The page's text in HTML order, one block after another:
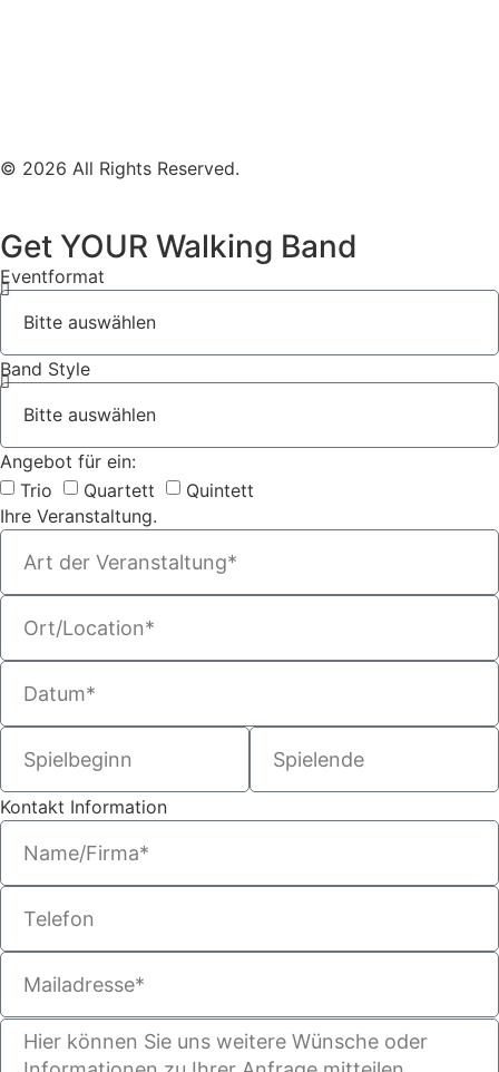
© 2026 All Rights Reserved.
Get YOUR Walking Band
Eventformat
Band Style
Angebot für ein:
Trio
Quartett
Quintett
Ihre Veranstaltung.
Kontakt Information